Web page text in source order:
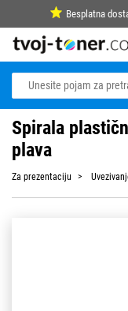
Besplatna
Spirala
plava
Za prezentaciju